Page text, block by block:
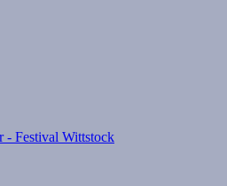
- Festival Wittstock